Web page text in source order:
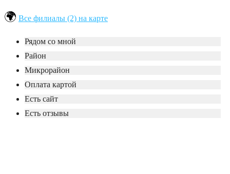
Все филиалы (2) на карте
Рядом со мной
Район
Микрорайон
Оплата картой
Есть сайт
Есть отзывы